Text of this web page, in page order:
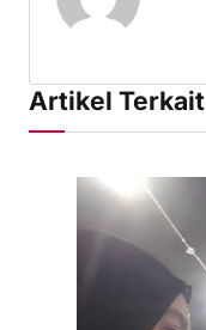
Artikel Terkait